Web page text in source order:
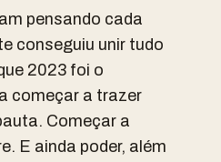
pensando cada
conseguiu unir tudo
2023 foi o
começar a trazer
Começar a
E ainda poder, além